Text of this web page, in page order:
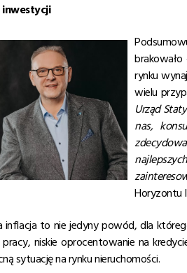
inwestycji
rynku
wielu
Urząd
nas,
Horyzontu
inflacja to nie jedyny powód, dla
niskie oprocentowanie na
sytuację na rynku nieruchomości.